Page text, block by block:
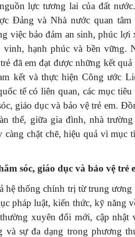
nước
lực tương lai của đất
Đảng và Nhà nước quan
việc bảo đảm an sinh, phúc lợi
hạnh phúc và bền vững.
đã em đạt được những kết
kết và thực hiện Công ước
tế có liên quan, các mục
giáo dục và bảo vệ trẻ em.
thể, giữa gia đình, nhà
càng chặt chẽ, hiệu quả vì mục
sóc, giáo dục và bảo vệ trẻ
hệ thống chính trị từ trung ương
pháp luật, kiến thức, kỹ năng
xuyên đổi mới, cập nhật
sự đa dạng trong phương